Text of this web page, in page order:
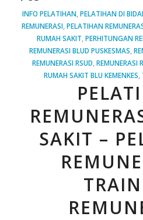
INFO PELATIHAN PELATIHAN DI
REMUNERASI PELATIHAN
RUMAH SAKIT PERHITUNGAN
REMUNERASI BLUD PUSKESMAS ,
REMUNERASI RSUD REMUNERASI
RUMAH SAKIT BLU KEMENKES
SAKIT –